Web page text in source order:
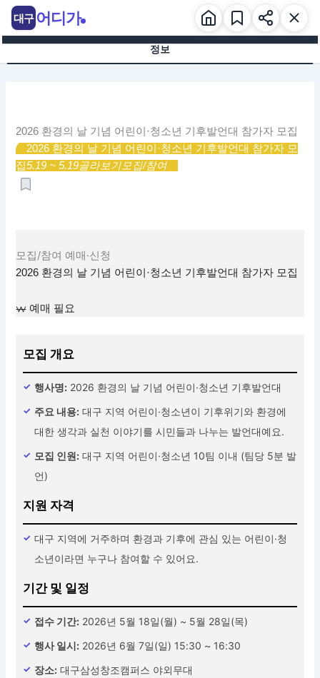
츠
정보
2026 환경의 날 기념 어린이·청소년 기후발언대 참가자 모집
2026 환경의 날 기념 어린이·청소년 기후발언대 참가자 모
집5.19 ~ 5.19골라보기모집/참여
모집/참여 예매·신청
2026 환경의 날 기념 어린이·청소년 기후발언대 참가자 모집
예매 필요
모집 개요
행사명: 2026 환경의 날 기념 어린이·청소년 기후발언대
주요 내용: 대구 지역 어린이·청소년이 기후위기와 환경에
대한 생각과 실천 이야기를 시민들과 나누는 발언대예요.
모집 인원: 대구 지역 어린이·청소년 10팀 이내 (팀당 5분 발
언)
지원 자격
대구 지역에 거주하며 환경과 기후에 관심 있는 어린이·청
소년이라면 누구나 참여할 수 있어요.
기간 및 일정
접수 기간: 2026년 5월 18일(월) ~ 5월 28일(목)
행사 일시: 2026년 6월 7일(일) 15:30 ~ 16:30
장소: 대구삼성창조캠퍼스 야외무대
대구 어디가